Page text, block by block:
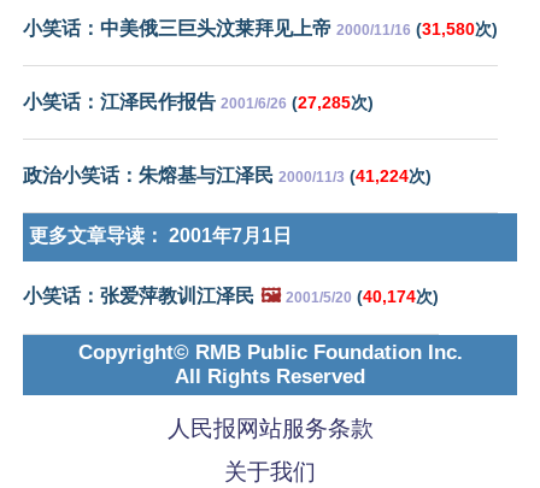
小笑话：中美俄三巨头汶莱拜见上帝 2000/11/16 (31,580次)
小笑话：江泽民作报告 2001/6/26 (27,285次)
政治小笑话：朱熔基与江泽民 2000/11/3 (41,224次)
更多文章导读： 2001年7月1日
小笑话：张爱萍教训江泽民 🖼️ 2001/5/20 (40,174次)
Copyright© RMB Public Foundation Inc.
All Rights Reserved
人民报网站服务条款
关于我们